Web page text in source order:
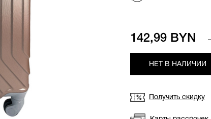
142,99 BYN
НЕТ В НАЛИЧИИ
Получить скидку